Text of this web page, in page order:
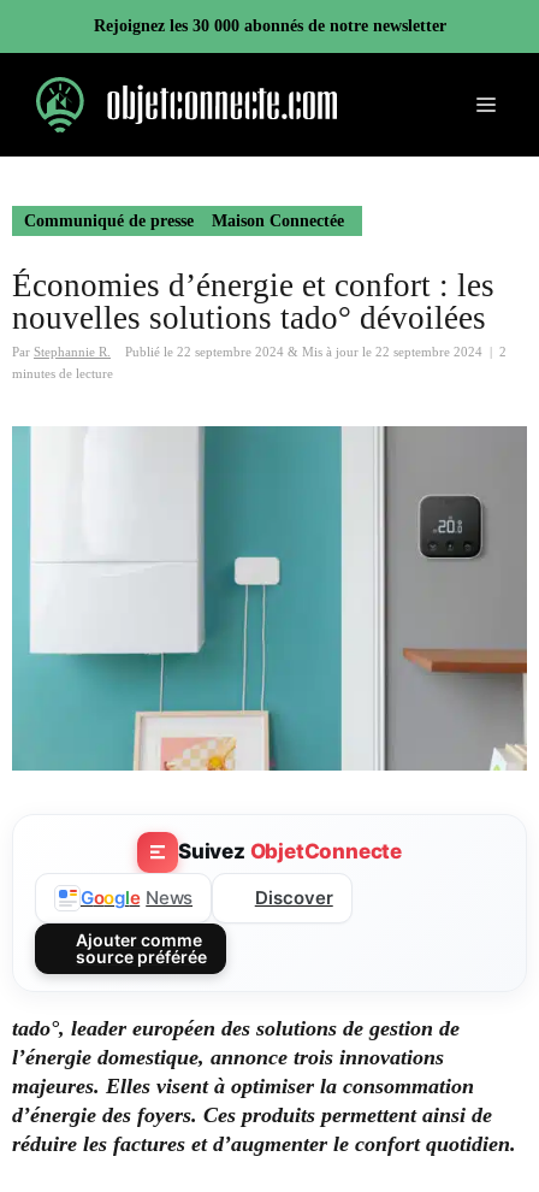
contenu
Rejoignez les 30 000 abonnés de notre newsletter
Menu
Communiqué de presse Maison Connectée
Économies d’énergie et confort : les
nouvelles solutions tado° dévoilées
Par Stephannie R. Publié le 22 septembre 2024 & Mis à jour le 22 septembre 2024
2
minutes de lecture
Suivez ObjetConnecte
Google News Discover
Ajouter comme
source préférée
tado°, leader européen des solutions de gestion de
l’énergie domestique, annonce trois innovations
majeures. Elles visent à optimiser la consommation
d’énergie des foyers. Ces produits permettent ainsi de
réduire les factures et d’augmenter le confort quotidien.